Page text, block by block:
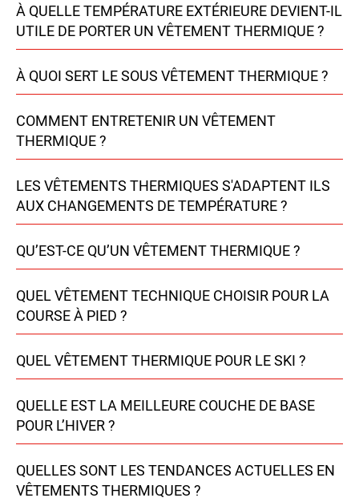
À QUELLE TEMPÉRATURE EXTÉRIEURE DEVIENT-IL
UTILE DE PORTER UN VÊTEMENT THERMIQUE ?
À QUOI SERT LE SOUS VÊTEMENT THERMIQUE ?
COMMENT ENTRETENIR UN VÊTEMENT
THERMIQUE ?
LES VÊTEMENTS THERMIQUES S'ADAPTENT ILS
AUX CHANGEMENTS DE TEMPÉRATURE ?
QU’EST-CE QU’UN VÊTEMENT THERMIQUE ?
QUEL VÊTEMENT TECHNIQUE CHOISIR POUR LA
COURSE À PIED ?
QUEL VÊTEMENT THERMIQUE POUR LE SKI ?
QUELLE EST LA MEILLEURE COUCHE DE BASE
POUR L’HIVER ?
QUELLES SONT LES TENDANCES ACTUELLES EN
VÊTEMENTS THERMIQUES ?